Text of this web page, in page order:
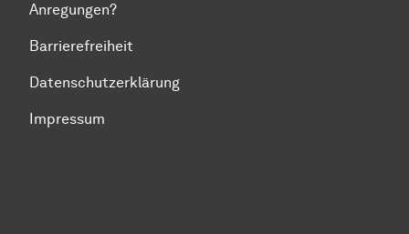
Anregungen?
Barrierefreiheit
Datenschutzerklärung
Impressum